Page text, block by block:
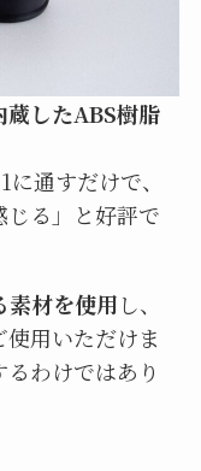
蔵したABS樹脂
通すだけで、
る」と好評で
素材を使用し、
用いただけま
わけではあり